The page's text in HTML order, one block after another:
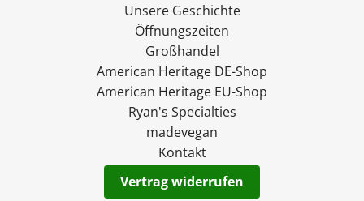
Unsere Geschichte
Öffnungszeiten
Großhandel
American Heritage DE-Shop
American Heritage EU-Shop
Ryan's Specialties
madevegan
Kontakt
Vertrag widerrufen